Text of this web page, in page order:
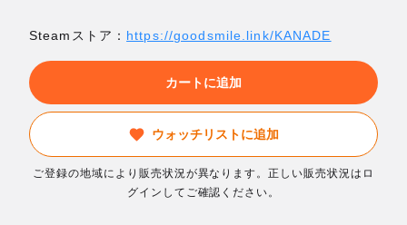
Steamストア： https://goodsmile.link/KANADE
カートに追加
ウォッチリストに追加
ご登録の地域により販売状況が異なります。正しい販売状況はロ
グインしてご確認ください。